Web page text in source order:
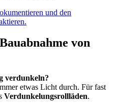
und den
von
verdunkeln?
etwas Licht durch. Für fast
Verdunkelungsrollläden.